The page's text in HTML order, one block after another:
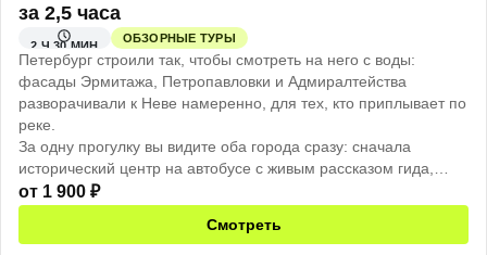
за 2,5 часа
2 Ч 30 МИН
ОБЗОРНЫЕ ТУРЫ
Петербург строили так, чтобы смотреть на него с воды:
фасады Эрмитажа, Петропавловки и Адмиралтейства
разворачивали к Неве намеренно, для тех, кто приплывает по
реке.
За одну прогулку вы видите оба города сразу: сначала
исторический центр на автобусе с живым рассказом гида,
потом открытая палуба теплохода, и тот же город смотрит на
вас уже совсем иначе.
от 1 900 ₽
Смотреть